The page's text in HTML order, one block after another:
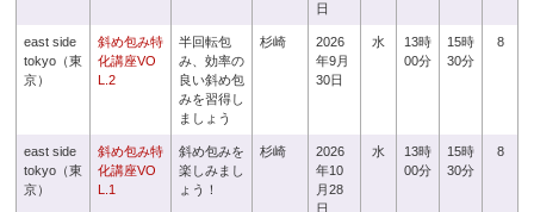
日
east side
tokyo（東
京）
斜め包み特
化講座VO
L.2
半回転包
み、効率の
良い斜め包
みを習得し
ましょう
杉崎
2026
年9月
30日
水
13時
00分
15時
30分
8
east side
tokyo（東
京）
斜め包み特
化講座VO
L.1
斜め包みを
楽しみまし
ょう！
杉崎
2026
年10
月28
日
水
13時
00分
15時
30分
8